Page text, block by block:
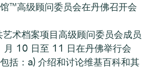
™高级顾问委员会在丹佛召开会
艺术档案项目高级顾问委员会成员
10 日至 11 日在丹佛举行会
括：a) 介绍和讨论维基百科和其